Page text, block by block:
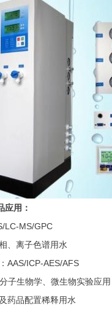
应用：
MS/GPC
、离子色谱用水
ICP-AES/AFS
生物学、微生物实验应用
药品配置稀释用水